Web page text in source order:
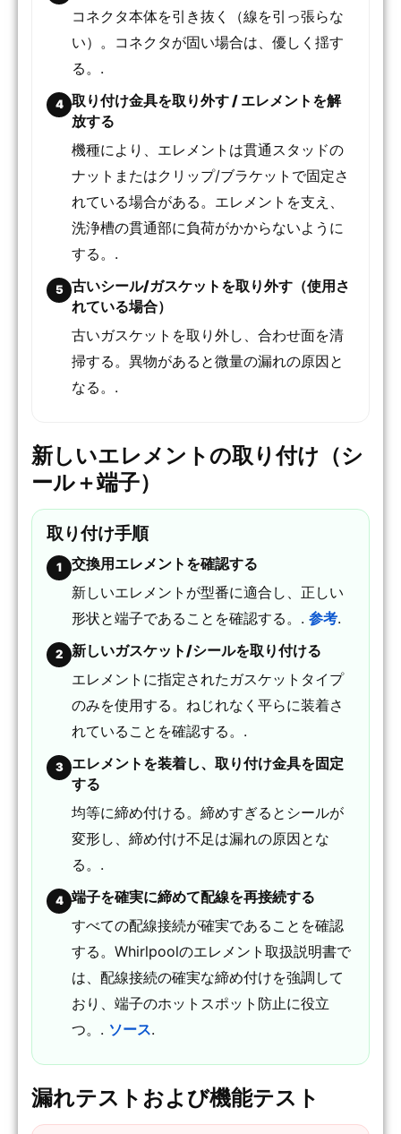
コネクタ本体を引き抜く（線を引っ張らな
い）。コネクタが固い場合は、優しく揺す
る。.
4 取り付け金具を取り外す / エレメントを解
放する
機種により、エレメントは貫通スタッドの
ナットまたはクリップ/ブラケットで固定さ
れている場合がある。エレメントを支え、
洗浄槽の貫通部に負荷がかからないように
する。.
5 古いシール/ガスケットを取り外す（使用さ
れている場合）
古いガスケットを取り外し、合わせ面を清
掃する。異物があると微量の漏れの原因と
なる。.
新しいエレメントの取り付け（シ
ール＋端子）
取り付け手順
1
交換用エレメントを確認する
新しいエレメントが型番に適合し、正しい
形状と端子であることを確認する。. 参考.
2
新しいガスケット/シールを取り付ける
エレメントに指定されたガスケットタイプ
のみを使用する。ねじれなく平らに装着さ
れていることを確認する。.
3
エレメントを装着し、取り付け金具を固定
する
均等に締め付ける。締めすぎるとシールが
変形し、締め付け不足は漏れの原因とな
る。.
4 端子を確実に締めて配線を再接続する
すべての配線接続が確実であることを確認
する。Whirlpoolのエレメント取扱説明書で
は、配線接続の確実な締め付けを強調して
おり、端子のホットスポット防止に役立
つ。. ソース.
漏れテストおよび機能テスト